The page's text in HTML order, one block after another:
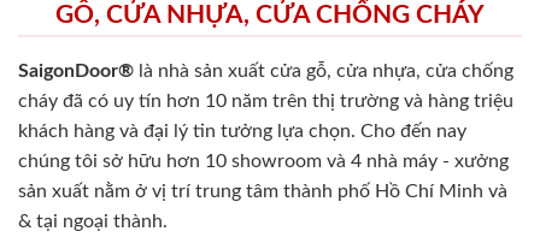
GỖ, CỬA NHỰA, CỬA CHỐNG CHÁY
SaigonDoor® là nhà sản xuất cửa gỗ, cửa nhựa, cửa chống
cháy đã có uy tín hơn 10 năm trên thị trường và hàng triệu
khách hàng và đại lý tin tưởng lựa chọn. Cho đến nay
chúng tôi sở hữu hơn 10 showroom và 4 nhà máy - xưởng
sản xuất nằm ở vị trí trung tâm thành phố Hồ Chí Minh và
& tại ngoại thành.